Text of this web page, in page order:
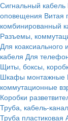
Сигнальный кабель
оповещения Витая
комбинированный
Разъемы,
Для коаксиального
кабеля Для
Щиты, боксы,
Шкафы монтажные
коммутационные
Коробки
Труба, кабель-
Труба пластиковая